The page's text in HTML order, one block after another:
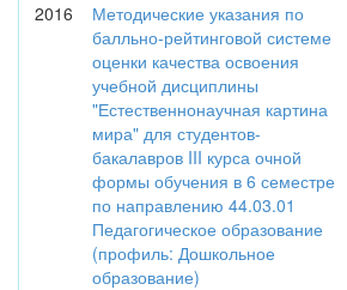
2016
Методические указания по
балльно-рейтинговой системе
оценки качества освоения
учебной дисциплины
"Естественнонаучная картина
мира" для студентов-
бакалавров III курса очной
формы обучения в 6 семестре
по направлению 44.03.01
Педагогическое образование
(профиль: Дошкольное
образование)